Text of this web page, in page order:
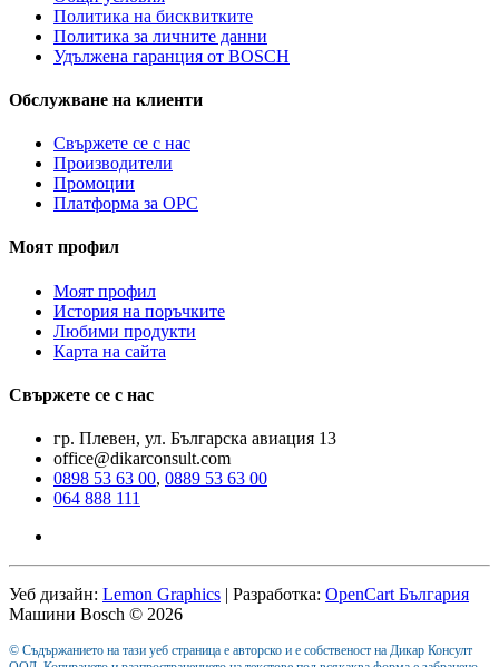
Политика на бисквитките
Политика за личните данни
Удължена гаранция от BOSCH
Обслужване на клиенти
Свържете се с нас
Производители
Промоции
Платформа за ОРС
Моят профил
Моят профил
История на поръчките
Любими продукти
Карта на сайта
Свържете се с нас
гр. Плевен, ул. Българска авиация 13
office@dikarconsult.com
0898 53 63 00, 0889 53 63 00
064 888 111
Уеб дизайн: Lemon Graphics | Разработка: OpenCart България
Машини Bosch © 2026
© Съдържанието на тази уеб страница е авторско и е собственост на Дикар Консулт